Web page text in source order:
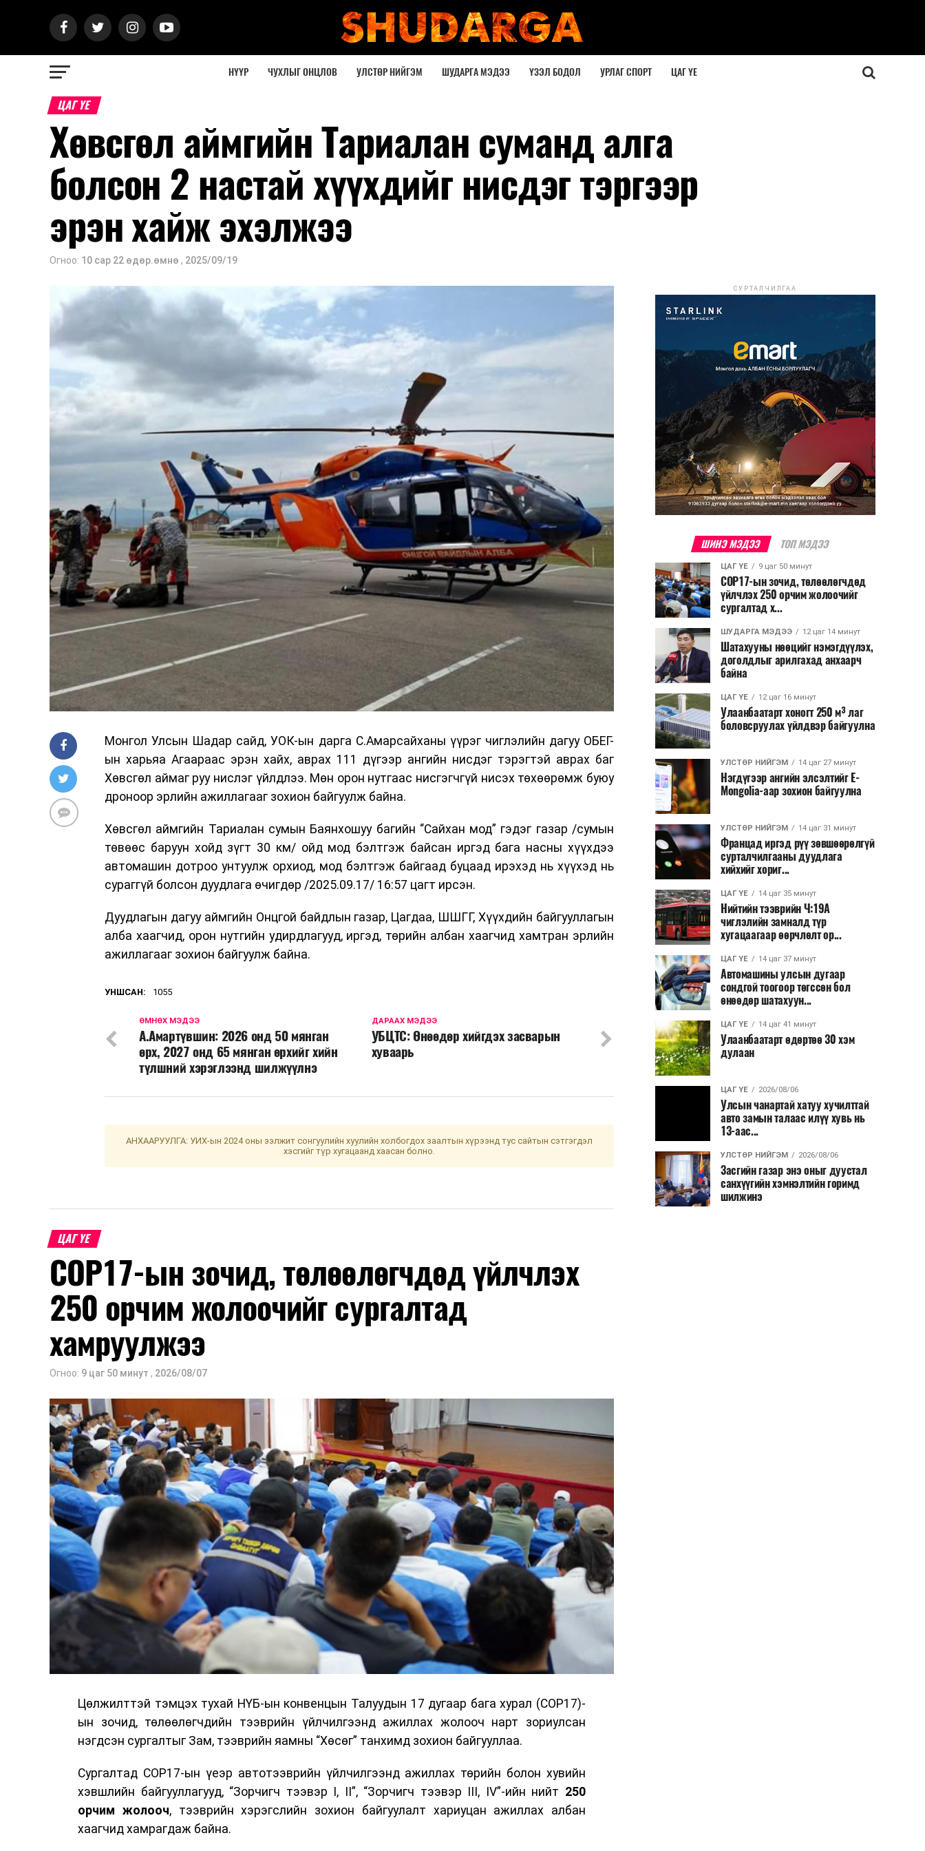
НҮҮР ЧУХЛЫГ ОНЦЛОВ УЛСТӨР НИЙГЭМ ШУДАРГА МЭДЭЭ ҮЗЭЛ БОДОЛ УРЛАГ СПОРТ ЦАГ ҮЕ
ЦАГ ҮЕ
Хөвсгөл аймгийн Тариалан суманд алга
болсон 2 настай хүүхдийг нисдэг тэргээр
эрэн хайж эхэлжээ
Огноо: 10 сар 22 өдөр.өмнө , 2025/09/19
Монгол Улсын Шадар сайд, УОК-ын дарга С.Амарсайханы үүрэг чиглэлийн дагуу ОБЕГ-
ын харьяа Агаараас эрэн хайх, аврах 111 дүгээр ангийн нисдэг тэрэгтэй аврах баг
Хөвсгөл аймаг руу нислэг үйлдлээ. Мөн орон нутгаас нисгэгчгүй нисэх төхөөрөмж буюу
дроноор эрлийн ажиллагааг зохион байгуулж байна.
Хөвсгөл аймгийн Тариалан сумын Баянхошуу багийн “Сайхан мод” гэдэг газар /сумын
төвөөс баруун хойд зүгт 30 км/ ойд мод бэлтгэж байсан иргэд бага насны хүүхдээ
автомашин дотроо унтуулж орхиод, мод бэлтгэж байгаад буцаад ирэхэд нь хүүхэд нь
сураггүй болсон дуудлага өчигдөр /2025.09.17/ 16:57 цагт ирсэн.
Дуудлагын дагуу аймгийн Онцгой байдлын газар, Цагдаа, ШШГГ, Хүүхдийн байгууллагын
алба хаагчид, орон нутгийн удирдлагууд, иргэд, төрийн албан хаагчид хамтран эрлийн
ажиллагааг зохион байгуулж байна.
УНШСАН: 1055
ДАРААХ МЭДЭЭ
УБЦТС: Өнөөдөр хийгдэх засварын
хуваарь
ӨМНӨХ МЭДЭЭ
А.Амартүвшин: 2026 онд 50 мянган
өрх, 2027 онд 65 мянган өрхийг хийн
түлшний хэрэглээнд шилжүүлнэ
АНХААРУУЛГА: УИХ-ын 2024 оны ээлжит сонгуулийн хуулийн холбогдох заалтын хүрээнд тус сайтын сэтгэгдэл
хэсгийг түр хугацаанд хаасан болно.
ЦАГ ҮЕ
COP17-ын зочид, төлөөлөгчдөд үйлчлэх
250 орчим жолоочийг сургалтад
хамруулжээ
Огноо: 9 цаг 50 минут , 2026/08/07
Цөлжилттэй тэмцэх тухай НҮБ-ын конвенцын Талуудын 17 дугаар бага хурал (COP17)-
ын зочид, төлөөлөгчдийн тээврийн үйлчилгээнд ажиллах жолооч нарт зориулсан
нэгдсэн сургалтыг Зам, тээврийн яамны “Хөсөг” танхимд зохион байгууллаа.
Сургалтад COP17-ын үеэр автотээврийн үйлчилгээнд ажиллах төрийн болон хувийн
хэвшлийн байгууллагууд, “Зорчигч тээвэр I, II”, “Зорчигч тээвэр III, IV”-ийн нийт 250
орчим жолооч, тээврийн хэрэгслийн зохион байгуулалт хариуцан ажиллах албан
хаагчид хамрагдаж байна.
СУРТАЛЧИЛГАА
ШИНЭ МЭДЭЭ ТОП МЭДЭЭ
ЦАГ ҮЕ 9 цаг 50 минут
COP17-ын зочид, төлөөлөгчдөд
үйлчлэх 250 орчим жолоочийг
сургалтад х...
ШУДАРГА МЭДЭЭ 12 цаг 14 минут
Шатахууны нөөцийг нэмэгдүүлэх,
доголдлыг арилгахад анхаарч
байна
ЦАГ ҮЕ 12 цаг 16 минут
Улаанбаатарт хоногт 250 м³ лаг
боловсруулах үйлдвэр байгуулна
УЛСТӨР НИЙГЭМ 14 цаг 27 минут
Нэгдүгээр ангийн элсэлтийг E-
Mongolia-аар зохион байгуулна
УЛСТӨР НИЙГЭМ 14 цаг 31 минут
Францад иргэд рүү зөвшөөрөлгүй
сурталчилгааны дуудлага
хийхийг хориг...
ЦАГ ҮЕ 14 цаг 35 минут
Нийтийн тээврийн Ч:19А
чиглэлийн замналд түр
хугацаагаар өөрчлөлт ор...
ЦАГ ҮЕ 14 цаг 37 минут
Автомашины улсын дугаар
сондгой тоогоор төгссөн бол
өнөөдөр шатахуун...
ЦАГ ҮЕ 14 цаг 41 минут
Улаанбаатарт өдөртөө 30 хэм
дулаан
ЦАГ ҮЕ 2026/08/06
Улсын чанартай хатуу хучилттай
авто замын талаас илүү хувь нь
13-аас...
УЛСТӨР НИЙГЭМ 2026/08/06
Засгийн газар энэ оныг дуустал
санхүүгийн хэмнэлтийн горимд
шилжинэ